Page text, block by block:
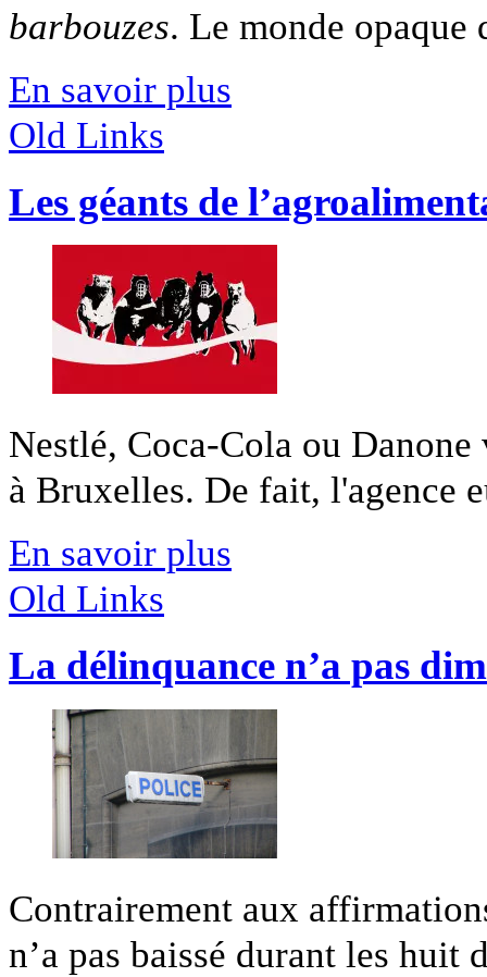
barbouzes. Le monde
En savoir plus
Old Links
Les géants de
Nestlé, Coca-Cola ou
à Bruxelles. De fait, l'agence
En savoir plus
Old Links
La délinquance n’a pas
Contrairement aux
n’a pas baissé durant les huit